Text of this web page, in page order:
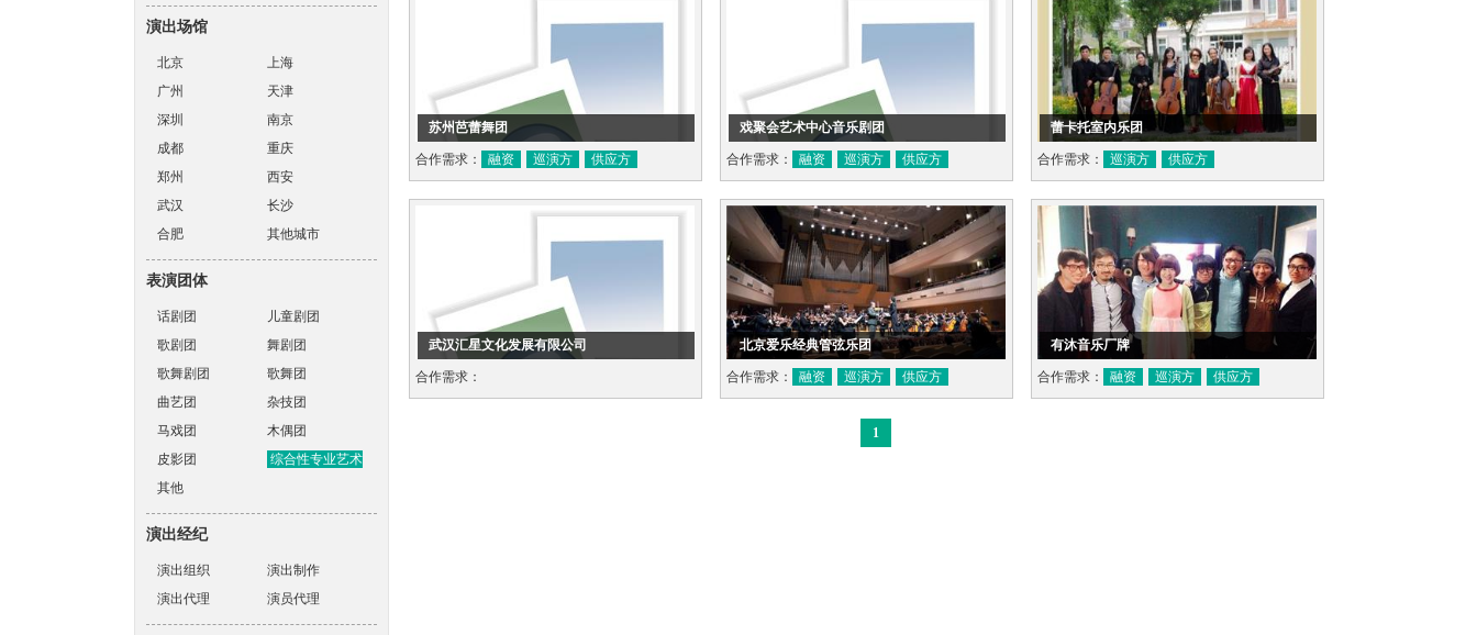
演出场馆
北京
上海
广州
天津
深圳
南京
成都
重庆
郑州
西安
武汉
长沙
合肥
其他城市
表演团体
话剧团
儿童剧团
歌剧团
舞剧团
歌舞剧团
歌舞团
曲艺团
杂技团
马戏团
木偶团
皮影团
综合性专业艺术
其他
演出经纪
演出组织
演出制作
演出代理
演员代理
苏州芭蕾舞团
合作需求： 融资 巡演方 供应方
戏聚会艺术中心音乐剧团
合作需求： 融资 巡演方 供应方
蕾卡托室内乐团
合作需求： 巡演方 供应方
武汉汇星文化发展有限公司
合作需求：
北京爱乐经典管弦乐团
合作需求： 融资 巡演方 供应方
有沐音乐厂牌
合作需求： 融资 巡演方 供应方
1